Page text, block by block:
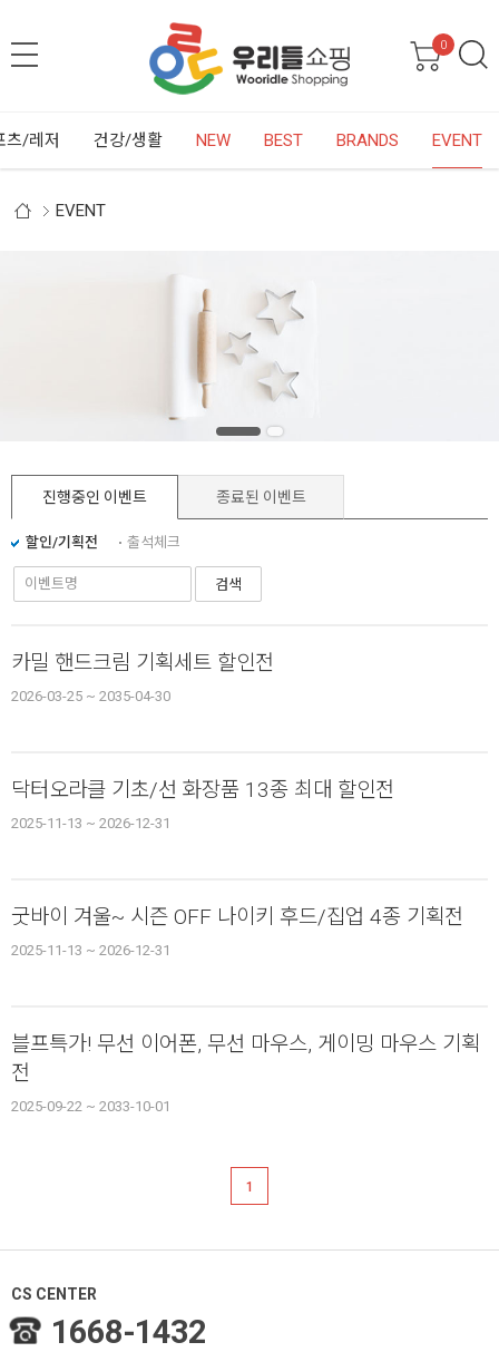
0
츠/레저 건강/생활 NEW BEST BRANDS EVENT
EVENT
진행중인 이벤트 종료된 이벤트
할인/기획전 출석체크
검색
카밀 핸드크림 기획세트 할인전
2026-03-25 ~ 2035-04-30
닥터오라클 기초/선 화장품 13종 최대 할인전
2025-11-13 ~ 2026-12-31
굿바이 겨울~ 시즌 OFF 나이키 후드/집업 4종 기획전
2025-11-13 ~ 2026-12-31
블프특가! 무선 이어폰, 무선 마우스, 게이밍 마우스 기획
전
2025-09-22 ~ 2033-10-01
1
CS CENTER
1668-1432